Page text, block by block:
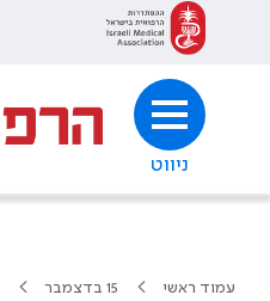
ניווט
עמוד ראשי 15 בדצמבר